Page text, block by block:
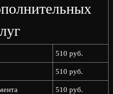
510 руб.
510 руб.
510 руб.